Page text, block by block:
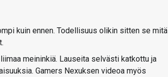
kuin ennen. Todellisuus olikin sitten se mitä
meininkiä. Lauseita selvästi katkottu ja
Gamers Nexuksen videoa myös